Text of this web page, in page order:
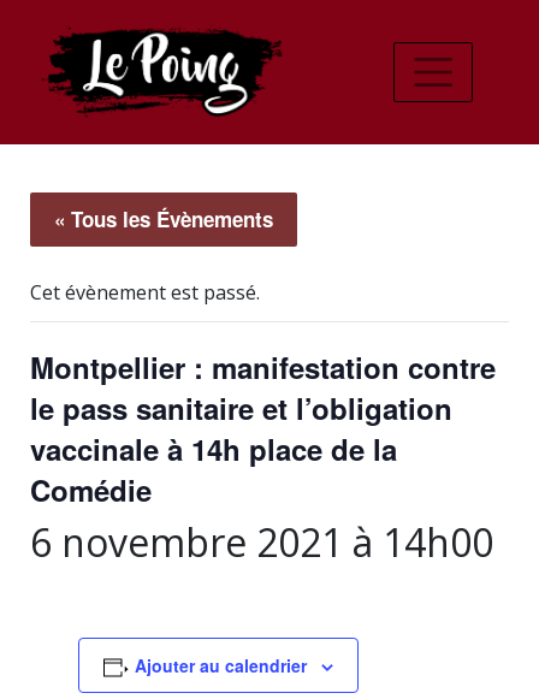
« Tous les Évènements
Cet évènement est passé.
Montpellier : manifestation contre
le pass sanitaire et l’obligation
vaccinale à 14h place de la
Comédie
6 novembre 2021 à 14h00
Ajouter au calendrier